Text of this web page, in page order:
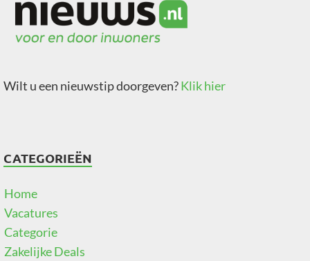
Wilt u een nieuwstip doorgeven?Klik hier
CATEGORIEËN
Home
Vacatures
Categorie
Zakelijke Deals